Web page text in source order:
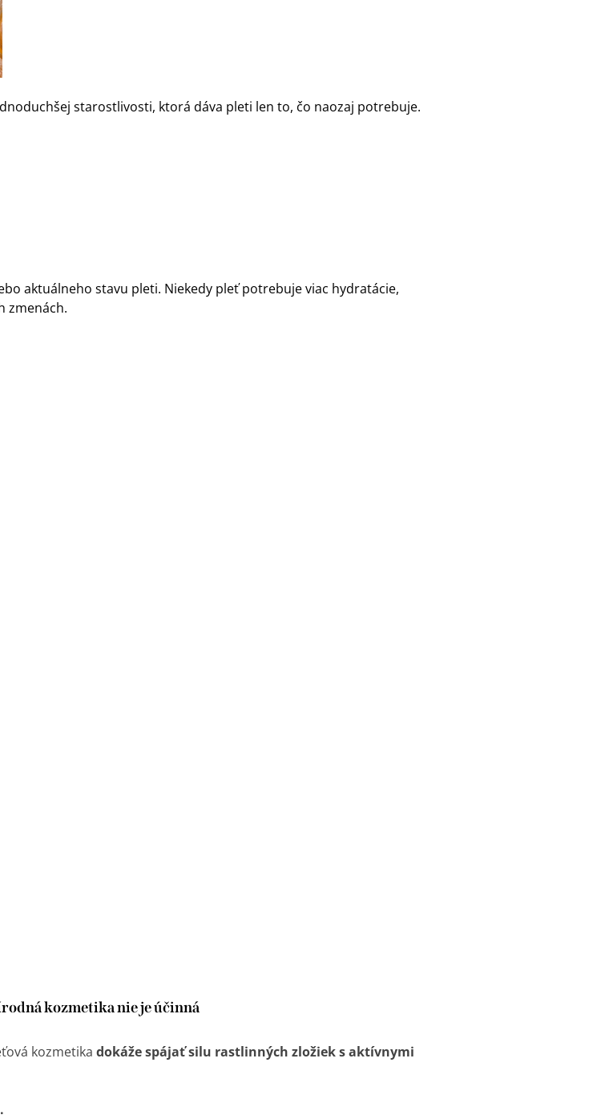
starostlivosti, ktorá dáva pleti len to, čo naozaj potrebuje.
aktuálneho stavu pleti. Niekedy pleť potrebuje viac hydratácie,
zmenách.
kozmetika nie je účinná
kozmetika dokáže spájať silu rastlinných zložiek s aktívnymi